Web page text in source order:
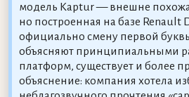
модель Kaptur — внешне
но построенная на базе Renault
официально смену первой
объясняют принципиальными
платформ, существует и более
объяснение: компания хотела